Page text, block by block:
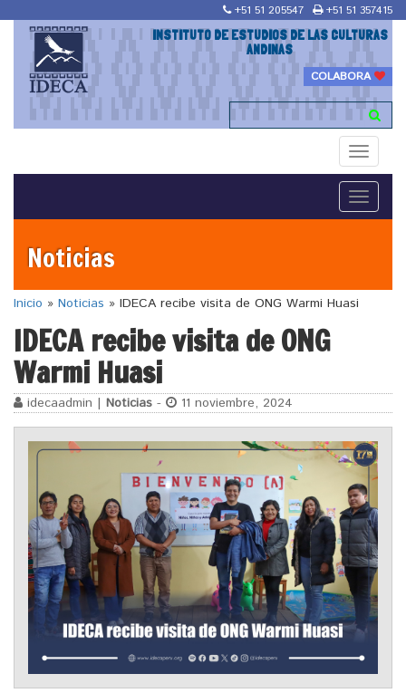
+51 51 205547 +51 51 357415
INSTITUTO DE ESTUDIOS DE LAS CULTURAS
ANDINAS
COLABORA
Toggle
Toggle
Noticias
Inicio » Noticias » IDECA recibe visita de ONG Warmi Huasi
IDECA recibe visita de ONG
Warmi Huasi
idecaadmin | Noticias - 11 noviembre, 2024